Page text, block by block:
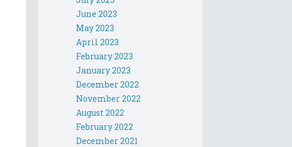
June 2023
May 2023
April 2023
February 2023
January 2023
December 2022
November 2022
August 2022
February 2022
December 2021